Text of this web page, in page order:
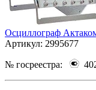
Осциллограф
Артикул: 2995677
№ госреестра: